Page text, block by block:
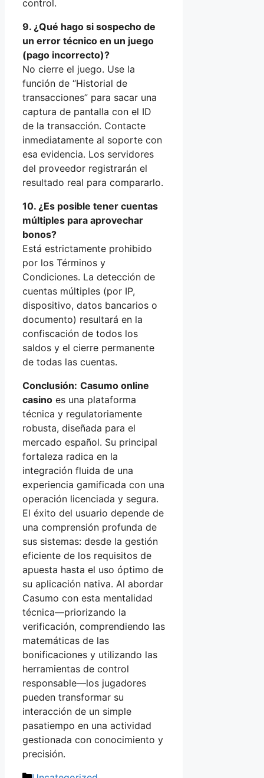
control.
9. ¿Qué hago si sospecho de
un error técnico en un juego
(pago incorrecto)?
No cierre el juego. Use la
función de “Historial de
transacciones” para sacar una
captura de pantalla con el ID
de la transacción. Contacte
inmediatamente al soporte con
esa evidencia. Los servidores
del proveedor registrarán el
resultado real para compararlo.
10. ¿Es posible tener cuentas
múltiples para aprovechar
bonos?
Está estrictamente prohibido
por los Términos y
Condiciones. La detección de
cuentas múltiples (por IP,
dispositivo, datos bancarios o
documento) resultará en la
confiscación de todos los
saldos y el cierre permanente
de todas las cuentas.
Conclusión: Casumo online
casino es una plataforma
técnica y regulatoriamente
robusta, diseñada para el
mercado español. Su principal
fortaleza radica en la
integración fluida de una
experiencia gamificada con una
operación licenciada y segura.
El éxito del usuario depende de
una comprensión profunda de
sus sistemas: desde la gestión
eficiente de los requisitos de
apuesta hasta el uso óptimo de
su aplicación nativa. Al abordar
Casumo con esta mentalidad
técnica—priorizando la
verificación, comprendiendo las
matemáticas de las
bonificaciones y utilizando las
herramientas de control
responsable—los jugadores
pueden transformar su
interacción de un simple
pasatiempo en una actividad
gestionada con conocimiento y
precisión.